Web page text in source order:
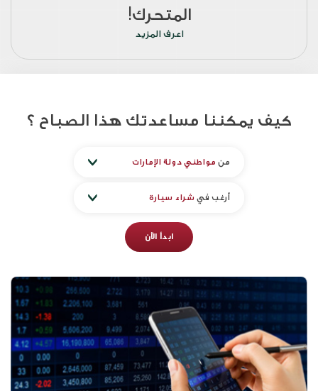
المتحرك!
اعرف المزيد
كيف يمكننا مساعدتكهذا الصباح ؟
من مواطني دولة الإمارات
أرغب في شراء سيارة
ابدأ الآن